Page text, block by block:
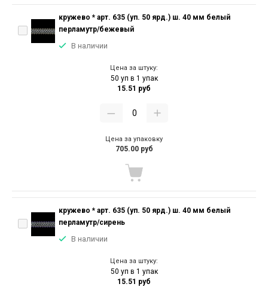
кружево * арт. 635 (уп. 50 ярд.) ш. 40 мм белый
перламутр/бежевый
В наличии
Цена за штуку:
50 уп в 1 упак
15.51 руб
Цена за упаковку
705.00 руб
кружево * арт. 635 (уп. 50 ярд.) ш. 40 мм белый
перламутр/сирень
В наличии
Цена за штуку:
50 уп в 1 упак
15.51 руб